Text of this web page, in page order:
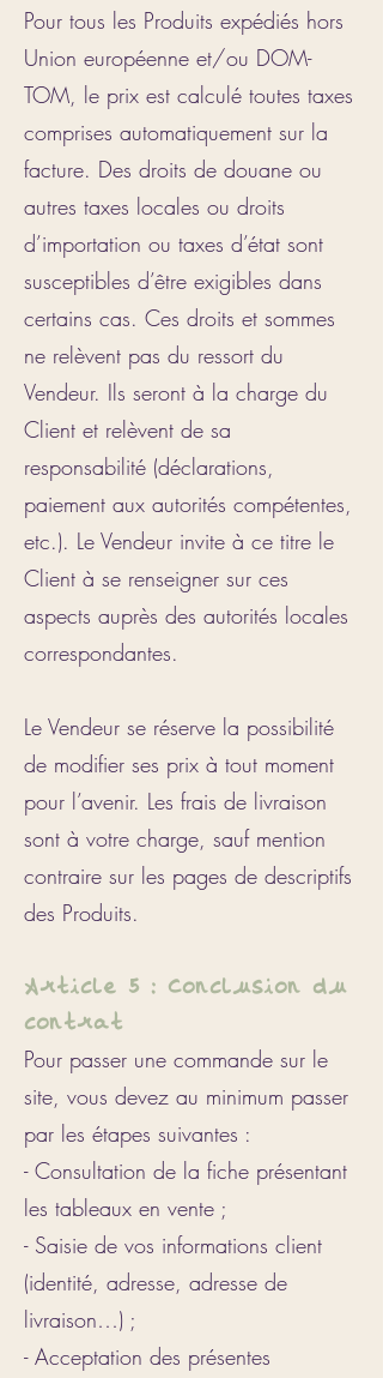
Pour tous les Produits expédiés hors
Union européenne et/ou DOM-
TOM, le prix est calculé toutes taxes
comprises automatiquement sur la
facture. Des droits de douane ou
autres taxes locales ou droits
d’importation ou taxes d’état sont
susceptibles d’être exigibles dans
certains cas. Ces droits et sommes
ne relèvent pas du ressort du
Vendeur. Ils seront à la charge du
Client et relèvent de sa
responsabilité (déclarations,
paiement aux autorités compétentes,
etc.). Le Vendeur invite à ce titre le
Client à se renseigner sur ces
aspects auprès des autorités locales
correspondantes.
Le Vendeur se réserve la possibilité
de modifier ses prix à tout moment
pour l’avenir. Les frais de livraison
sont à votre charge, sauf mention
contraire sur les pages de descriptifs
des Produits.
Article 5 : Conclusion du
contrat
Pour passer une commande sur le
site, vous devez au minimum passer
par les étapes suivantes :
- Consultation de la fiche présentant
les tableaux en vente ;
- Saisie de vos informations client
(identité, adresse, adresse de
livraison…) ;
- Acceptation des présentes